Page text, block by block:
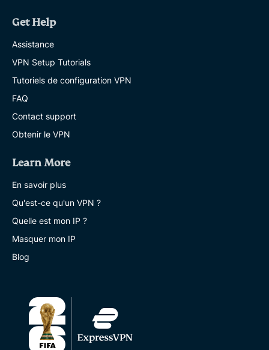
Get Help
Assistance
VPN Setup Tutorials
Tutoriels de configuration VPN
FAQ
Contact support
Obtenir le VPN
Learn More
En savoir plus
Qu'est-ce qu'un VPN ?
Quelle est mon IP ?
Masquer mon IP
Blog